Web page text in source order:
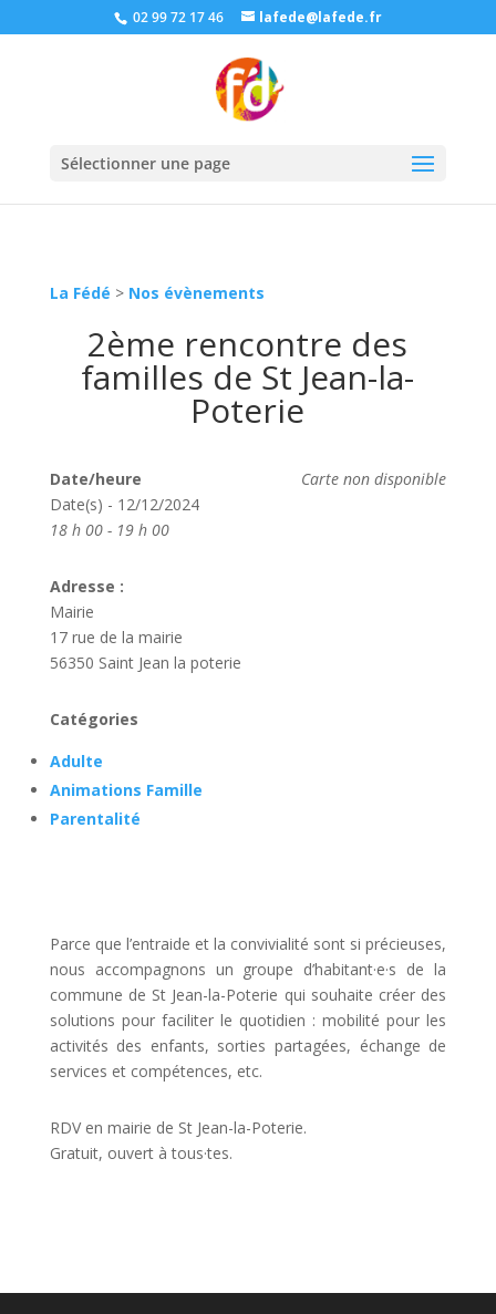
02 99 72 17 46 lafede@lafede.fr
Sélectionner une page
La Fédé > Nos évènements
2ème rencontre des
familles de St Jean-la-
Poterie
Carte non disponible
Date/heure
Date(s) - 12/12/2024
18 h 00 - 19 h 00
Adresse :
Mairie
17 rue de la mairie
56350 Saint Jean la poterie
Catégories
Adulte
Animations Famille
Parentalité
Parce que l’entraide et la convivialité sont si précieuses,
nous accompagnons un groupe d’habitant·e·s de la
commune de St Jean-la-Poterie qui souhaite créer des
solutions pour faciliter le quotidien : mobilité pour les
activités des enfants, sorties partagées, échange de
services et compétences, etc.
RDV en mairie de St Jean-la-Poterie.
Gratuit, ouvert à tous·tes.